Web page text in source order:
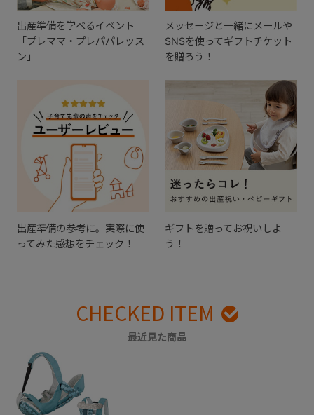
出産準備を学べるイベント
「プレママ・プレパパレッス
ン」
メッセージと一緒にメールや
SNSを使ってギフトチケット
を贈ろう！
出産準備の参考に。実際に使
ってみた感想をチェック！
ギフトを贈ってお祝いしよ
う！
CHECKED ITEM
最近見た商品